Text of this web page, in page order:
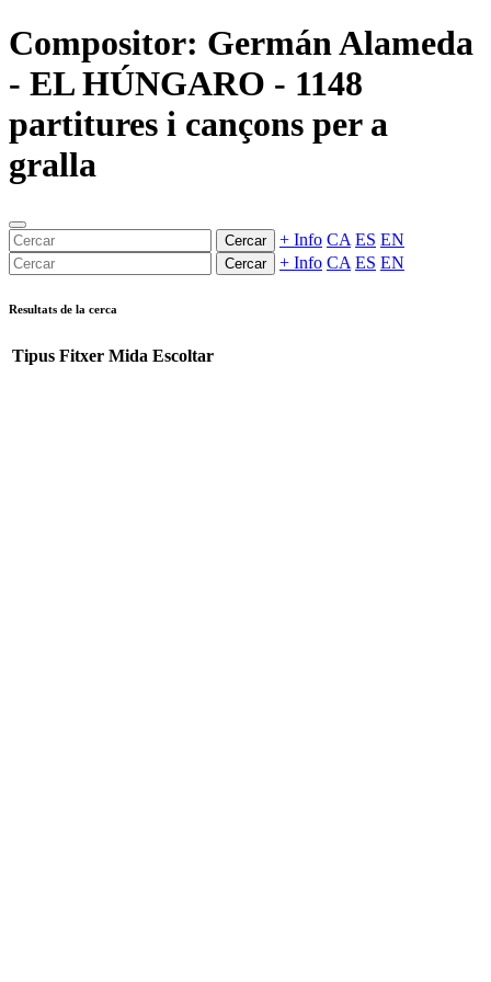
Compositor: Germán Alameda
- EL HÚNGARO - 1148
partitures i cançons per a
gralla
Cercar + Info CA ES EN
Cercar + Info CA ES EN
Resultats de la cerca
Tipus Fitxer Mida Escoltar